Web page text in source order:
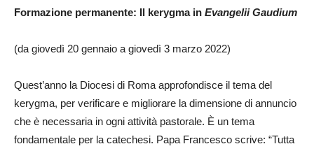
Formazione permanente: Il kerygma in Evangelii Gaudium
(da giovedì 20 gennaio a giovedì 3 marzo 2022)
Quest’anno la Diocesi di Roma approfondisce il tema del
kerygma, per verificare e migliorare la dimensione di annuncio
che è necessaria in ogni attività pastorale. È un tema
fondamentale per la catechesi. Papa Francesco scrive: “Tutta